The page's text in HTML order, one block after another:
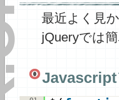
最近よく見
jQueryでは
Javascript